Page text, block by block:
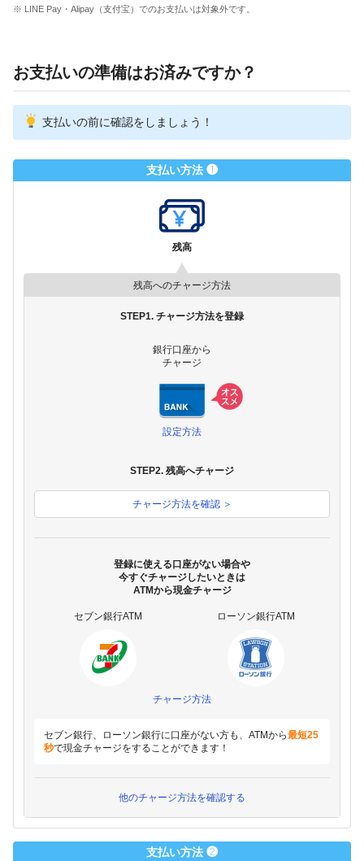
※ LINE Pay・Alipay（支付宝）でのお支払いは対象外です。
お支払いの準備はお済みですか？
支払いの前に確認をしましょう！
支払い方法 ❶
残高
残高へのチャージ方法
STEP1. チャージ方法を登録
銀行口座から
チャージ
設定方法
STEP2. 残高へチャージ
チャージ方法を確認 ＞
登録に使える口座がない場合や
今すぐチャージしたいときは
ATMから現金チャージ
セブン銀行ATM ローソン銀行ATM
チャージ方法
セブン銀行、ローソン銀行に口座がない方も、ATMから最短25
秒で現金チャージをすることができます！
他のチャージ方法を確認する
支払い方法 ❷